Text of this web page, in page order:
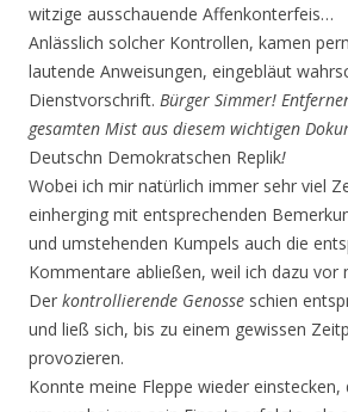
witzige ausschauende Affenkonterfeis…
Anlässlich solcher Kontrollen, kamen
lautende Anweisungen, eingebläut
Dienstvorschrift. Bürger Simmer!
gesamten Mist aus diesem wichtigen
Deutschn Demokratschen Replik!
Wobei ich mir natürlich immer sehr viel
einherging mit entsprechenden
und umstehenden Kumpels auch die
Kommentare abließen, weil ich dazu vor
Der kontrollierende Genosse schien
und ließ sich, bis zu einem gewissen
provozieren.
Konnte meine Fleppe wieder einstecken,